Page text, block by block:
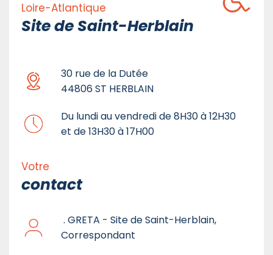
Loire-Atlantique
Site de Saint-Herblain
30 rue de la Dutée
44806 ST HERBLAIN
Du lundi au vendredi de 8H30 à 12H30
et de 13H30 à 17H00
Votre
contact
. GRETA - Site de Saint-Herblain,
Correspondant